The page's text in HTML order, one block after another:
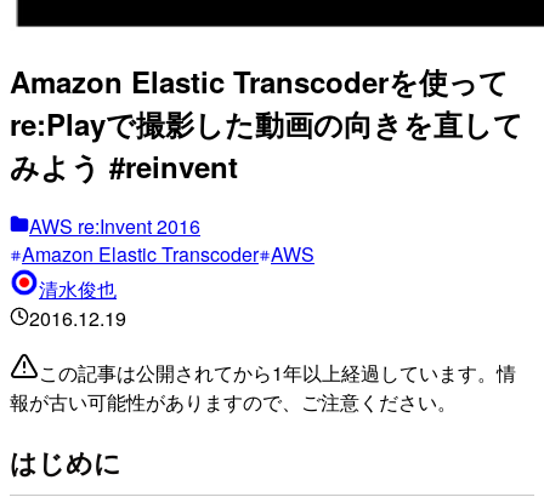
Amazon Elastic Transcoderを使って
re:Playで撮影した動画の向きを直して
みよう #reinvent
AWS re:Invent 2016
Amazon Elastic Transcoder AWS
清水俊也
2016.12.19
この記事は公開されてから1年以上経過しています。情
報が古い可能性がありますので、ご注意ください。
はじめに